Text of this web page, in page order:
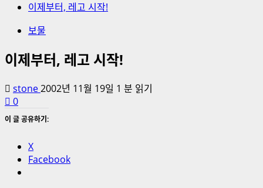
이제부터, 레고 시작!
보물
이제부터, 레고 시작!
stone2002년 11월 19일 1 분 읽기
0
이 글 공유하기:
X
Facebook